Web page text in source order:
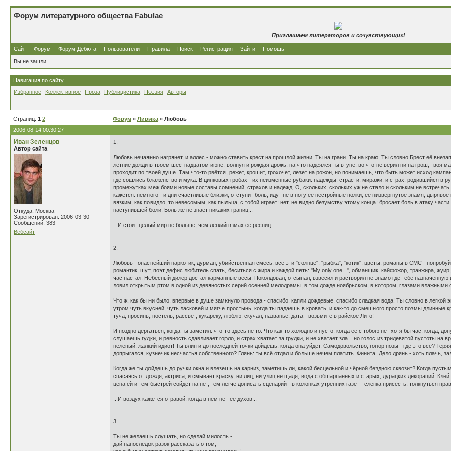
Форум литературного общества Fabulae
Приглашаем литераторов и сочувствующих!
Сайт Форум Форум Дебюта Пользователи Правила Поиск Регистрация Зайти Помощь
Вы не зашли.
Навигация по сайту
Избранное--Коллективное--Проза--Публицистика--Поэзия--Авторы
Страниц: 1 2 Форум » Лирика » Любовь
2006-08-14 00:30:27
Иван Зеленцов
Автор сайта
Откуда: Москва
Зарегистрирован: 2006-03-30
Сообщений: 383
Вебсайт
1.
Любовь нечаянно нагрянет, и аллес - можно ставить крест на прошлой жизни. Ты на грани. Ты на краю. Ты словно Брест её
летние дожди в твоём шестнадцатом июне, волнуя и рождая дрожь, на что надеялся ты втуне, во что не верил ни на грош, твоя
проходит по твоей душе. Там что-то рвётся, режет, крошит, грохочет, лезет на рожон, но понимаешь, что быть может исход
где сошлись блаженство и мука. В цинковых гробах - их неизменные рубаки: надежды, страсти, миражи, и страх, родившийся в
промежутках меж боями новые составы сомнений, страхов и надежд. О, скольких, скольких уж не стало и скольким не
кажется: немного - и дни счастливые близки, отступит боль, идут не в ногу её нестройные полки, её низвергнутое знамя,
вязким, как повидло, то невесомым, как пыльца, с тобой играет: нет, не видно безумству этому конца: бросает боль в атаку
наступившей боли. Боль же не знает никаких границ...
...И стоит целый мир не больше, чем легкий взмах её ресниц.
2.
Любовь - опаснейший наркотик, дурман, убийственная смесь: все эти "солнце", "рыбка", "котик", цветы, романы в СМС -
романтик, шут, поэт дефис любитель спать, беситься с жира и каждой петь: "My only one...", обманщик, кайфожор, транжира,
час настал. Небесный дилер достал карманные весы. Поколдовал, отсыпал, взвесил и растворил не знамо где тебе
ловил открытым ртом в одной из девяностых серий осенней мелодрамы, в том дожде ноябрьском, в котором, глазами
Что ж, как бы ни было, впервые в душе замкнуло провода - спасибо, капли дождевые, спасибо сладкая вода! Ты словно в легкой
утром чуть вкусней, чуть ласковей и мягче простынь, когда ты падаешь в кровать, и как-то до смешного просто поэмы
туча, просинь, постель, рассвет, кукареку, люблю, скучал, названье, дата - возьмите в райское Лито!
И поздно дергаться, когда ты заметил: что-то здесь не то. Что как-то холодно и пусто, когда её с тобою нет хотя бы час, когда,
слушаешь гудки, и ревность сдавливает горло, и страх хватает за грудки, и не хватает зла... но голос из тридевятой пустоты
нелепый, жалкий идиот! Ты влип и до последней точки дойдёшь, когда она уйдёт. Самодовольство, гонор позы - где это всё?
допрыгался, кузнечик несчастья собственного? Глянь: ты всё отдал и больше нечем платить. Финита. Дело дрянь - хоть плачь,
Когда же ты дойдешь до ручки окна и влезешь на карниз, заметишь ли, какой бесцельной и чёрной бездною сквозит? Когда
спасаясь от дождя, актриса, и смывает краску, ни лиц, ни улиц не щадя, вода с обшарпанных и старых, дурацких декораций.
цена ей и тем быстрей сойдёт на нет, тем легче дописать сценарий - в колонках утренних газет - слегка присесть, толкнуться
...И воздух кажется отравой, когда в нём нет её духов...
3.
Ты не желаешь слушать, но сделай милость -
дай напоследок разок рассказать о том,